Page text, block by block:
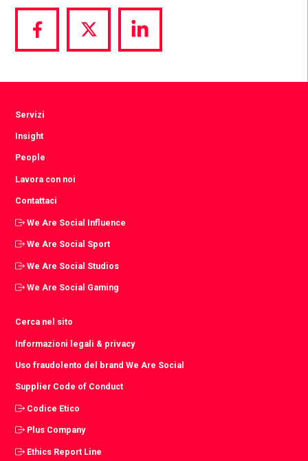
Share
via
Share
via
Share
via
Servizi
Insight
People
Lavora con noi
Contattaci
We Are Social Influence
We Are Social Sport
We Are Social Studios
We Are Social Gaming
Cerca nel sito
Informazioni legali & privacy
Uso fraudolento del brand We Are Social
Supplier Code of Conduct
Codice Etico
Plus Company
Ethics Report Line